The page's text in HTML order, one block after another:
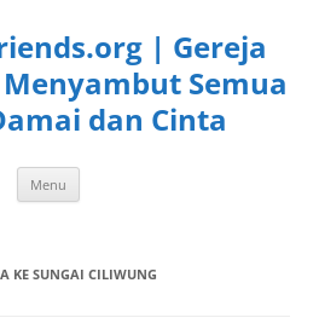
| Gereja
Semua
dan Cinta
Menu
KE SUNGAI CILIWUNG